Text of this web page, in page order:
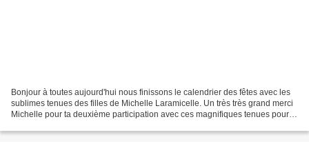
Bonjour à toutes aujourd'hui nous finissons le calendrier des fêtes avec les
sublimes tenues des filles de Michelle Laramicelle. Un très très grand merci
Michelle pour ta deuxième participation avec ces magnifiques tenues pour le